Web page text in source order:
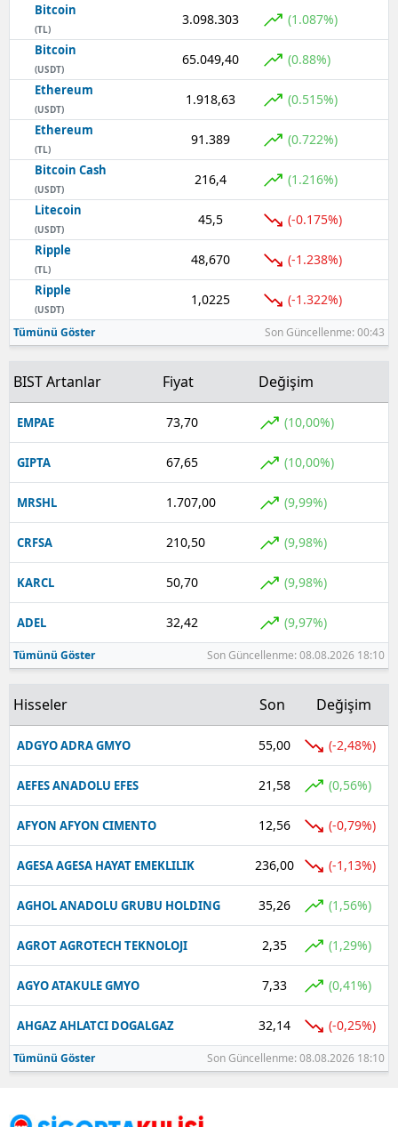
Bitcoin
(TL)
3.098.303 (1.087%)
Bitcoin
(USDT)
65.049,40 (0.88%)
Ethereum
(USDT)
1.918,63 (0.515%)
Ethereum
(TL)
91.389 (0.722%)
Bitcoin Cash
(USDT)
216,4 (1.216%)
Litecoin
(USDT)
45,5 (-0.175%)
Ripple
(TL)
48,670 (-1.238%)
Ripple
(USDT)
1,0225 (-1.322%)
Tümünü Göster Son Güncellenme: 00:43
BIST Artanlar Fiyat Değişim
EMPAE 73,70 (10,00%)
GIPTA 67,65 (10,00%)
MRSHL 1.707,00 (9,99%)
CRFSA 210,50 (9,98%)
KARCL 50,70 (9,98%)
ADEL 32,42 (9,97%)
Tümünü Göster Son Güncellenme: 08.08.2026 18:10
Hisseler Son Değişim
ADGYO ADRA GMYO 55,00 (-2,48%)
AEFES ANADOLU EFES 21,58 (0,56%)
AFYON AFYON CIMENTO 12,56 (-0,79%)
AGESA AGESA HAYAT EMEKLILIK 236,00 (-1,13%)
AGHOL ANADOLU GRUBU HOLDING 35,26 (1,56%)
AGROT AGROTECH TEKNOLOJI 2,35 (1,29%)
AGYO ATAKULE GMYO 7,33 (0,41%)
AHGAZ AHLATCI DOGALGAZ 32,14 (-0,25%)
Tümünü Göster Son Güncellenme: 08.08.2026 18:10